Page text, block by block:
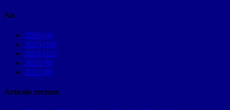
An
2026 (4)
2025 (10)
2024 (12)
2023 (9)
2022 (8)
Articole recente